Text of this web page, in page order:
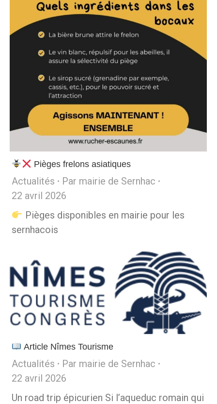
Pièges frelons asiatiques
Actualités Par mairie de Sernhac
22 avril 2026
Pièges disponibles en mairie pour les
sernhacois
Article Nîmes Tourisme
Actualités Par mairie de Sernhac
22 avril 2026
Un road trip épicurien Si l’aqueduc romain qui